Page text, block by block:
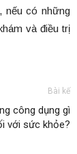
nếu có những
và điều trị
Bài kế
công dụng gì
với sức khỏe?